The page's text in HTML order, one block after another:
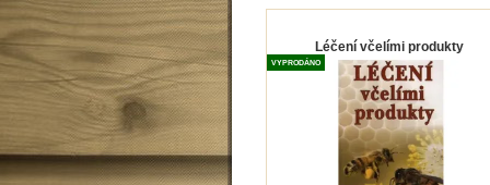
Léčení včelími produkty
VYPRODÁNO